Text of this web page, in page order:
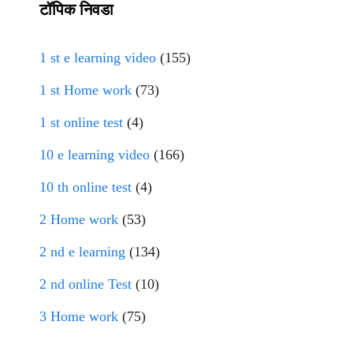
टॉपिक निवडा
1 st e learning video (155)
1 st Home work (73)
1 st online test (4)
10 e learning video (166)
10 th online test (4)
2 Home work (53)
2 nd e learning (134)
2 nd online Test (10)
3 Home work (75)